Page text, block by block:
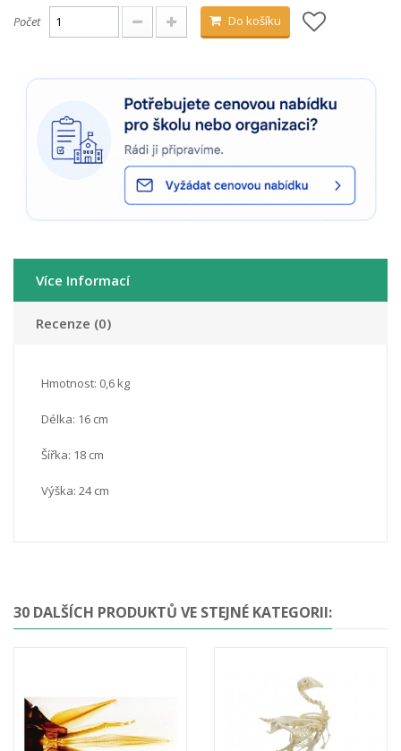
Počet Do košíku
Více Informací
Recenze (0)
Hmotnost: 0,6 kg
Délka: 16 cm
Šířka: 18 cm
Výška: 24 cm
30 DALŠÍCH PRODUKTŮ VE STEJNÉ KATEGORII: